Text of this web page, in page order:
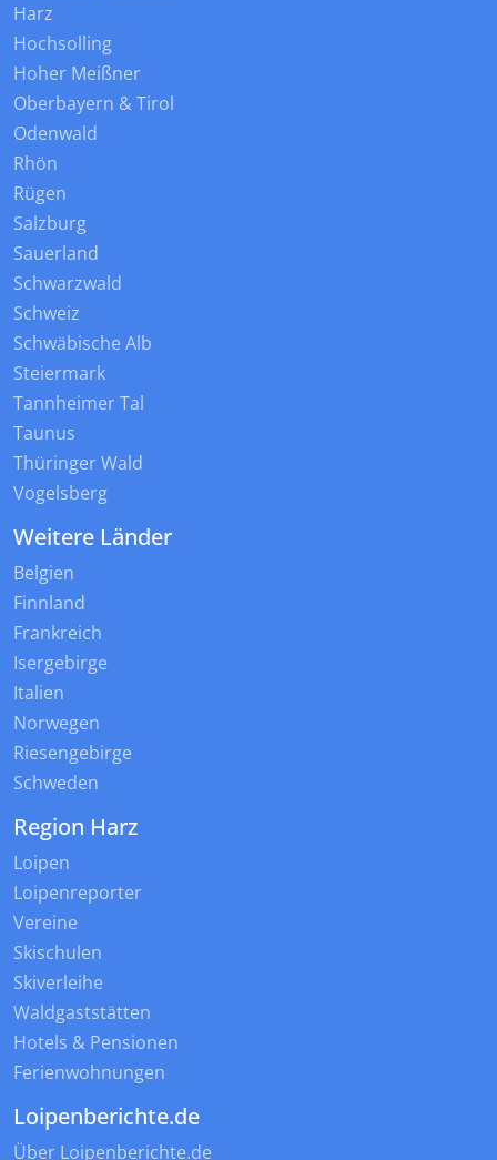
Harz
Hochsolling
Hoher Meißner
Oberbayern & Tirol
Odenwald
Rhön
Rügen
Salzburg
Sauerland
Schwarzwald
Schweiz
Schwäbische Alb
Steiermark
Tannheimer Tal
Taunus
Thüringer Wald
Vogelsberg
Weitere Länder
Belgien
Finnland
Frankreich
Isergebirge
Italien
Norwegen
Riesengebirge
Schweden
Region Harz
Loipen
Loipenreporter
Vereine
Skischulen
Skiverleihe
Waldgaststätten
Hotels & Pensionen
Ferienwohnungen
Loipenberichte.de
Über Loipenberichte.de